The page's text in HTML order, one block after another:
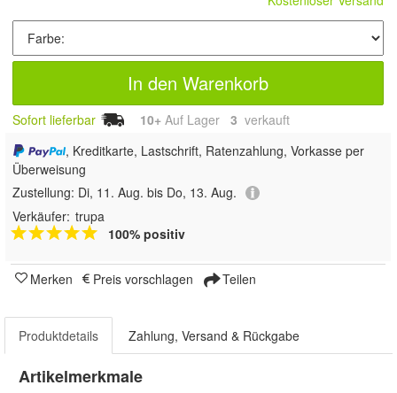
In den Warenkorb
Sofort lieferbar 10+ Auf Lager 3 verkauft
, Kreditkarte, Lastschrift, Ratenzahlung, Vorkasse per
Überweisung
Zustellung: Di, 11. Aug. bis Do, 13. Aug.
Verkäufer: trupa
100% positiv
Merken Preis vorschlagen Teilen
Produktdetails Zahlung, Versand & Rückgabe
Artikelmerkmale